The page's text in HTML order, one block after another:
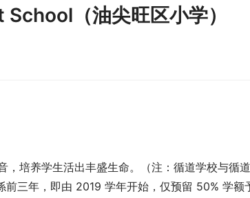
（油尖旺区小学）
培养学生活出丰盛生命。（注：循道学校与循道
三年，即由 2019 学年开始，仅预留 50% 学额